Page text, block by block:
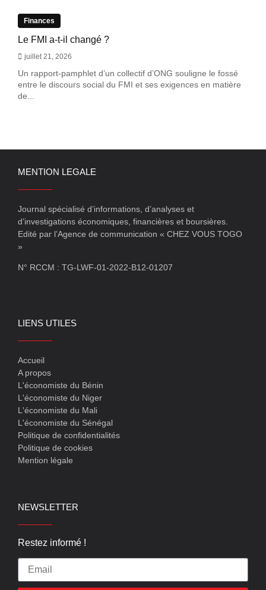
Finances
Le FMI a-t-il changé ?
juillet 21, 2026
Un rapport-pamphlet d’un collectif d’ONG souligne le fossé
entre le discours social du FMI et ses exigences en matière
de...
MENTION LEGALE
Journal spécialisé d’informations, d’analyses et
d’investigations économiques, financières et boursières.
Edité par l’Agence de communication « CHEZ VOUS TOGO
»
N° RCCM : TG-LWF-01-2022-B12-01207
LIENS UTILES
Accueil
A propos
L'économiste du Bénin
L'économiste du Niger
L'économiste du Mali
L'économiste du Sénégal
Politique de confidentialités
Politique de cookies
Mention légale
NEWSLETTER
Restez informé !